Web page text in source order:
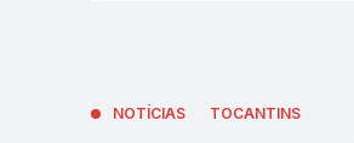
NOTÍCIAS TOCANTINS